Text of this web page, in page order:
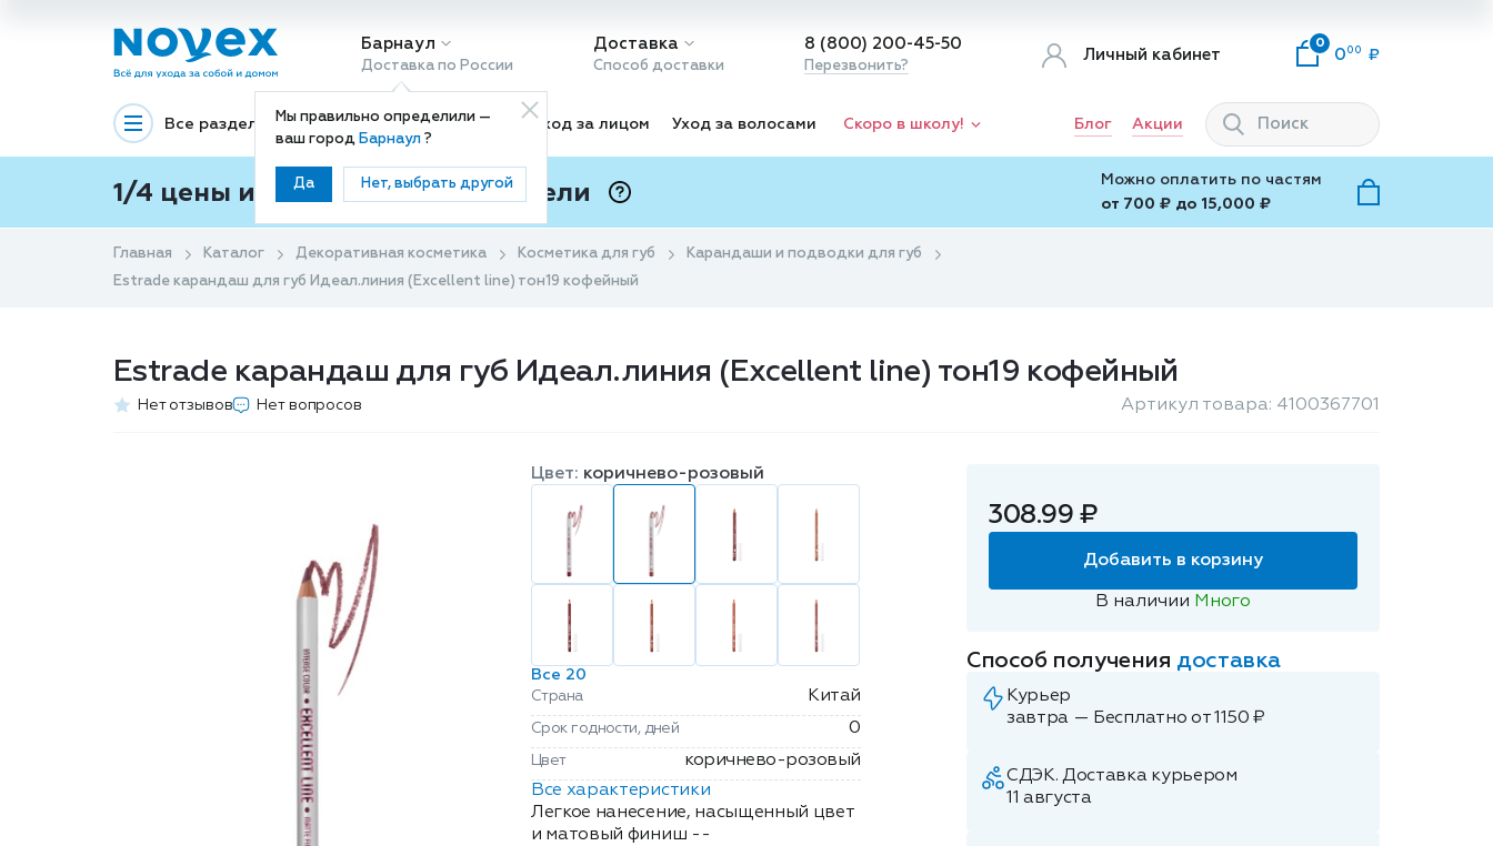
Барнаул
Доставка по России
Мы правильно определили —
ваш город Барнаул?
Да Нет, выбрать другой
Доставка
Способ доставки
8 (800) 200-45-50
Перезвонить?
Личный кабинет
0
0 00
Все разделы Декоративная косметика Уход за лицом Уход за волосами Скоро в школу! Блог Акции
1/4 цены и покупки ваши с Подели
Можно оплатить по частям
от 700 ₽ до 15,000 ₽
Главная Каталог Декоративная косметика Косметика для губ
Карандаши и подводки для губ
Estrade карандаш для губ Идеал.линия (Excellent line) тон19 кофейный
Estrade карандаш для губ Идеал.линия (Excellent line) тон19 кофейный
Нет отзывов Нет вопросов Артикул товара: 4100367701
Цвет: коричнево-розовый
Все 20
Страна
Китай
Срок годности, дней 0
Цвет
коричнево-розовый
Все характеристики
Легкое нанесение, насыщенный цвет
и матовый финиш --
308.99 ₽
Добавить в корзину
В наличии Много
Способ получения доставка
Курьер
завтра — Бесплатно от 1150 ₽
СДЭК. Доставка курьером
11 августа